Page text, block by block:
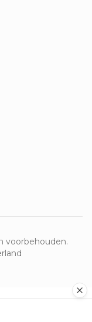
voorbehouden.